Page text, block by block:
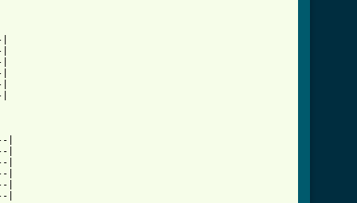
|
|
|
|
|
|